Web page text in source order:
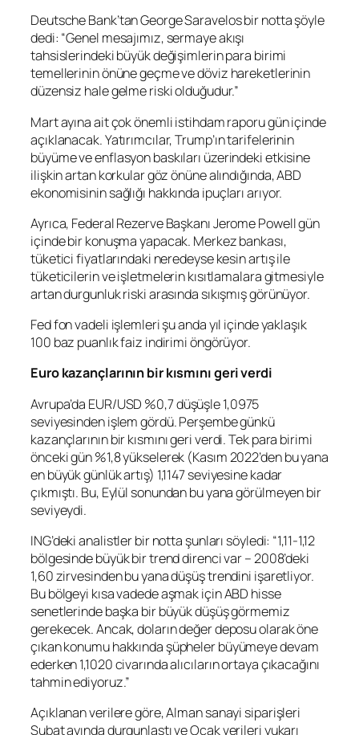
Deutsche Bank’tan George Saravelos bir notta şöyle
dedi: “Genel mesajımız, sermaye akışı
tahsislerindeki büyük değişimlerin para birimi
temellerinin önüne geçme ve döviz hareketlerinin
düzensiz hale gelme riski olduğudur.”
Mart ayına ait çok önemli istihdam raporu gün içinde
açıklanacak. Yatırımcılar, Trump’ın tarifelerinin
büyüme ve enflasyon baskıları üzerindeki etkisine
ilişkin artan korkular göz önüne alındığında, ABD
ekonomisinin sağlığı hakkında ipuçları arıyor.
Ayrıca, Federal Rezerve Başkanı Jerome Powell gün
içinde bir konuşma yapacak. Merkez bankası,
tüketici fiyatlarındaki neredeyse kesin artış ile
tüketicilerin ve işletmelerin kısıtlamalara gitmesiyle
artan durgunluk riski arasında sıkışmış görünüyor.
Fed fon vadeli işlemleri şu anda yıl içinde yaklaşık
100 baz puanlık faiz indirimi öngörüyor.
Euro kazançlarının bir kısmını geri verdi
Avrupa’da EUR/USD %0,7 düşüşle 1,0975
seviyesinden işlem gördü. Perşembe günkü
kazançlarının bir kısmını geri verdi. Tek para birimi
önceki gün %1,8 yükselerek (Kasım 2022’den bu yana
en büyük günlük artış) 1,1147 seviyesine kadar
çıkmıştı. Bu, Eylül sonundan bu yana görülmeyen bir
seviyeydi.
ING’deki analistler bir notta şunları söyledi: “1,11-1,12
bölgesinde büyük bir trend direnci var – 2008’deki
1,60 zirvesinden bu yana düşüş trendini işaretliyor.
Bu bölgeyi kısa vadede aşmak için ABD hisse
senetlerinde başka bir büyük düşüş görmemiz
gerekecek. Ancak, doların değer deposu olarak öne
çıkan konumu hakkında şüpheler büyümeye devam
ederken 1,1020 civarında alıcıların ortaya çıkacağını
tahmin ediyoruz.”
Açıklanan verilere göre, Alman sanayi siparişleri
Şubat ayında durgunlaştı ve Ocak verileri yukarı